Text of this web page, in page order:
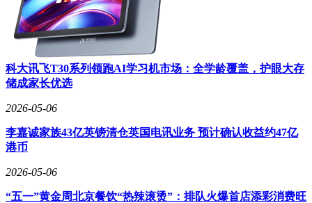
科大讯飞T30系列领跑AI学习机市场：全学龄覆盖，护眼大存
储成家长优选
2026-05-06
李嘉诚家族43亿英镑清仓英国电讯业务 预计确认收益约47亿
港币
2026-05-06
“五一”黄金周北京餐饮“热辣滚烫”：排队火爆首店添彩消费旺